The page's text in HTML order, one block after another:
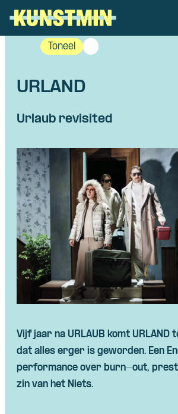
Skip navigatie
Toneel
URLAND
Urlaub revisited
Vijf jaar na URLAUB komt URLAND
dat alles erger is geworden. Een
performance over burn-out,
zin van het Niets.